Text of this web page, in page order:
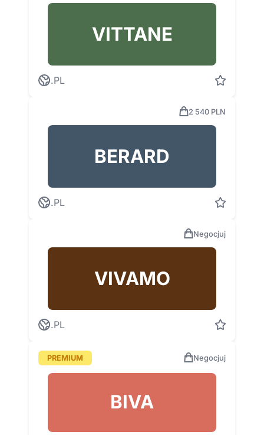
VITTANE
.PL
2 540 PLN
BERARD
.PL
Negocjuj
VIVAMO
.PL
PREMIUM Negocjuj
BIVA